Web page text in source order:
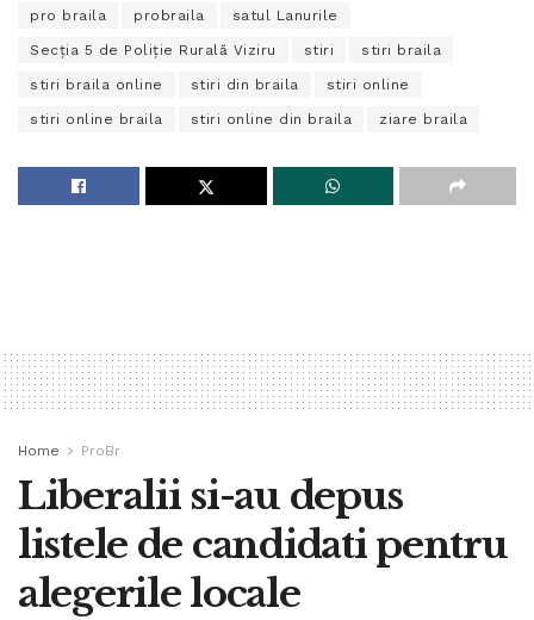
pro braila probraila satul Lanurile
Secţia 5 de Poliţie Rurală Viziru stiri stiri braila
stiri braila online stiri din braila stiri online
stiri online braila stiri online din braila ziare braila
Home ProBr
Liberalii si-au depus
listele de candidati pentru
alegerile locale